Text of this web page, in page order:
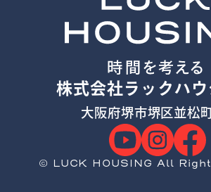
株式会社ラックハ
大阪府堺市堺区並松
© LUCK HOUSING All